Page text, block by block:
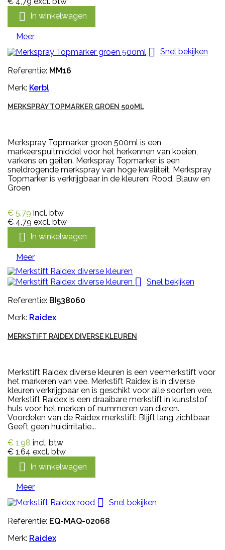
 In winkelwagen
Meer
 Snel bekijken
Referentie: MM16
Merk: Kerbl
MERKSPRAY TOPMARKER GROEN 500ML
Merkspray Topmarker groen 500ml is een
markeerspuitmiddel voor het herkennen van koeien,
varkens en geiten. Merkspray Topmarker is een
sneldrogende merkspray van hoge kwaliteit. Merkspray
Topmarker is verkrijgbaar in de kleuren: Rood, Blauw en
Groen
€ 5,79 incl. btw
€ 4,79 excl. btw
 In winkelwagen
Meer

Snel bekijken
Referentie: BI538060
Merk: Raidex
MERKSTIFT RAIDEX DIVERSE KLEUREN
Merkstift Raidex diverse kleuren is een veemerkstift voor
het markeren van vee. Merkstift Raidex is in diverse
kleuren verkrijgbaar en is geschikt voor alle soorten vee.
Merkstift Raidex is een draaibare merkstift in kunststof
huls voor het merken of nummeren van dieren.
Voordelen van de Raidex merkstift: Blijft lang zichtbaar
Geeft geen huidirritatie...
€ 1,98 incl. btw
€ 1,64 excl. btw
 In winkelwagen
Meer

Snel bekijken
Referentie: EQ-MAQ-02068
Merk: Raidex